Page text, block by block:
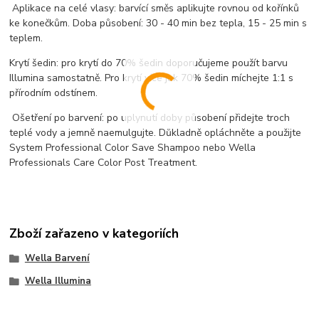
Aplikace na celé vlasy: barvící směs aplikujte rovnou od kořínků
ke konečkům. Doba působení: 30 - 40 min bez tepla, 15 - 25 min s
teplem.
Krytí šedin: pro krytí do 70% šedin doporučujeme použít barvu
Illumina samostatně. Pro krytí více jak 70% šedin míchejte 1:1 s
přírodním odstínem.
Ošetření po barvení: po uplynutí doby působení přidejte troch
teplé vody a jemně naemulgujte. Důkladně opláchněte a použijte
System Professional Color Save Shampoo nebo Wella
Professionals Care Color Post Treatment.
Zboží zařazeno v kategoriích
Wella Barvení
Wella Illumina